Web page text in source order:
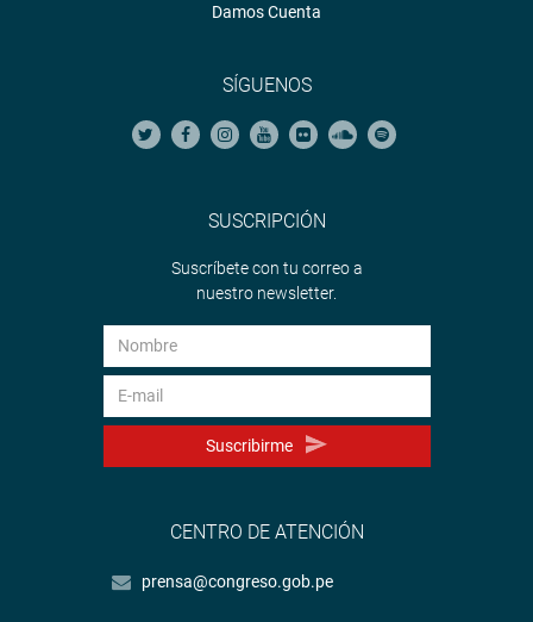
Damos Cuenta
SÍGUENOS
SUSCRIPCIÓN
Suscríbete con tu correo a
nuestro newsletter.
Suscribirme
CENTRO DE ATENCIÓN
prensa@congreso.gob.pe